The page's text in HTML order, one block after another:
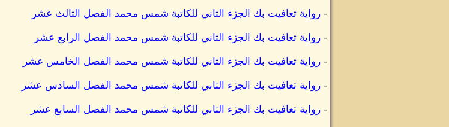
- رواية تعافيت بك الجزء الثاني للكاتبة شمس محمد الفصل الثالث عشر
- رواية تعافيت بك الجزء الثاني للكاتبة شمس محمد الفصل الرابع عشر
- رواية تعافيت بك الجزء الثاني للكاتبة شمس محمد الفصل الخامس عشر
- رواية تعافيت بك الجزء الثاني للكاتبة شمس محمد الفصل السادس عشر
- رواية تعافيت بك الجزء الثاني للكاتبة شمس محمد الفصل السابع عشر